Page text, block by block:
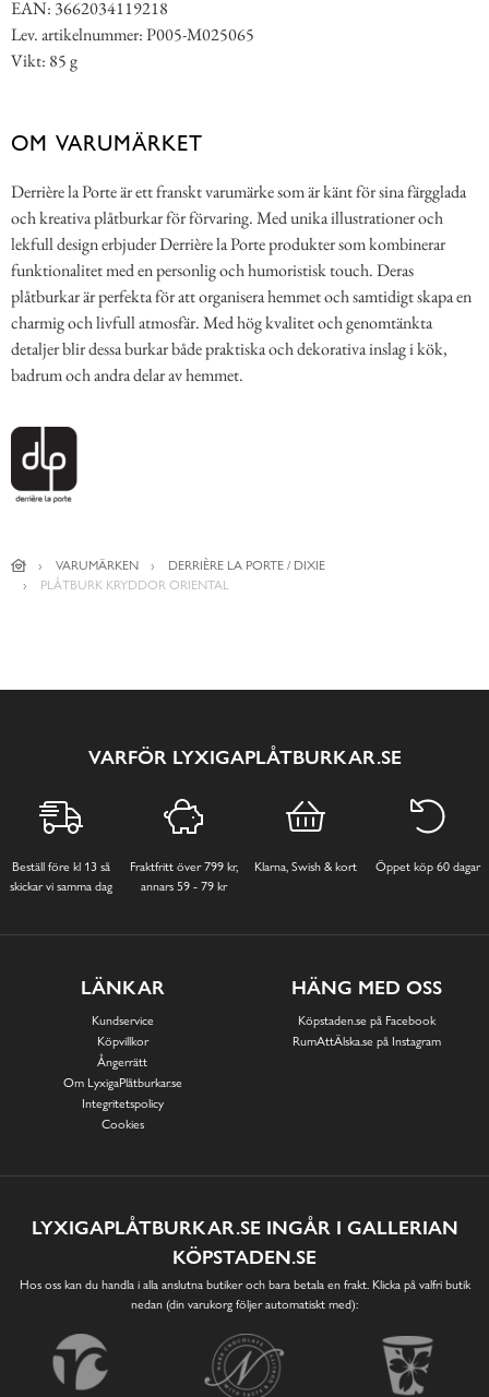
EAN: 3662034119218
Lev. artikelnummer: P005-M025065
Vikt: 85 g
OM VARUMÄRKET
Derrière la Porte är ett franskt varumärke som är känt för sina färgglada
och kreativa plåtburkar för förvaring. Med unika illustrationer och
lekfull design erbjuder Derrière la Porte produkter som kombinerar
funktionalitet med en personlig och humoristisk touch. Deras
plåtburkar är perfekta för att organisera hemmet och samtidigt skapa en
charmig och livfull atmosfär. Med hög kvalitet och genomtänkta
detaljer blir dessa burkar både praktiska och dekorativa inslag i kök,
badrum och andra delar av hemmet.
VARUMÄRKEN
DERRIÈRE LA PORTE / DIXIE
PLÅTBURK KRYDDOR ORIENTAL
VARFÖR LYXIGAPLÅTBURKAR.SE
Beställ före kl 13 så
skickar vi samma dag
Fraktfritt över 799 kr,
annars 59 - 79 kr
Klarna, Swish & kort Öppet köp 60 dagar
LÄNKAR
Kundservice
Köpvillkor
Ångerrätt
Om LyxigaPlåtburkar.se
Integritetspolicy
Cookies
HÄNG MED OSS
Köpstaden.se på Facebook
RumAttÄlska.se på Instagram
LYXIGAPLÅTBURKAR.SE INGÅR I GALLERIAN
KÖPSTADEN.SE
Hos oss kan du handla i alla anslutna butiker och bara betala en frakt. Klicka på valfri butik
nedan (din varukorg följer automatiskt med):